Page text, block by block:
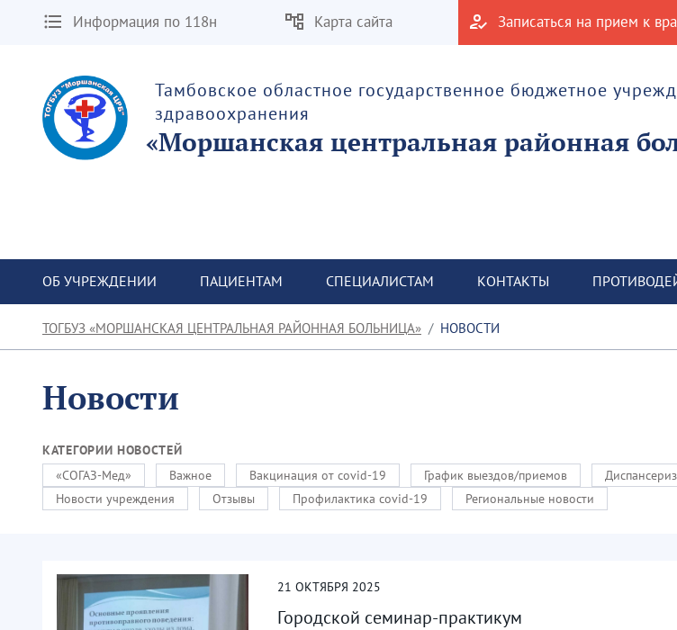
Информация по 118н Карта сайта Записаться на прием к
Тамбовское областное государственное бюджетное
здравоохранения
«Моршанская центральная районная
ОБ УЧРЕЖДЕНИИ ПАЦИЕНТАМ СПЕЦИАЛИСТАМ КОНТАКТЫ
ТОГБУЗ «МОРШАНСКАЯ ЦЕНТРАЛЬНАЯ РАЙОННАЯ БОЛЬНИЦА» НОВОСТИ
Новости
КАТЕГОРИИ НОВОСТЕЙ
«СОГАЗ-Мед»
Важное Вакцинация от covid-19 График выездов/приемов
Новости учреждения
Отзывы Профилактика covid-19 Региональные новости
21 ОКТЯБРЯ 2025
Городской семинар-практикум